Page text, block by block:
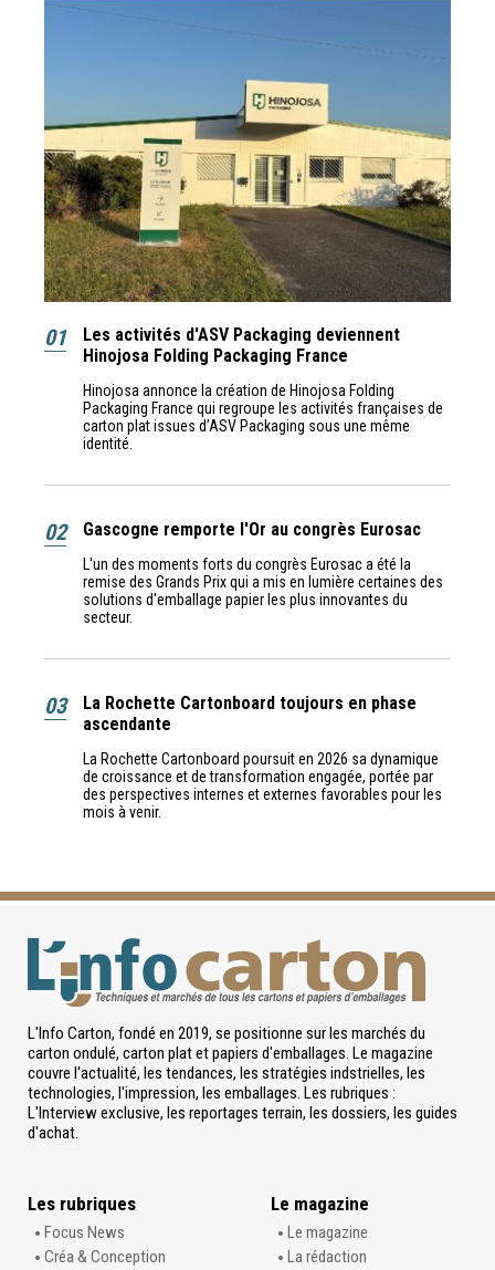
01
Les activités d'ASV Packaging deviennent
Hinojosa Folding Packaging France
Hinojosa annonce la création de Hinojosa Folding
Packaging France qui regroupe les activités françaises de
carton plat issues d’ASV Packaging sous une même
identité.
02 Gascogne remporte l'Or au congrès Eurosac
L'un des moments forts du congrès Eurosac a été la
remise des Grands Prix qui a mis en lumière certaines des
solutions d'emballage papier les plus innovantes du
secteur.
03
La Rochette Cartonboard toujours en phase
ascendante
La Rochette Cartonboard poursuit en 2026 sa dynamique
de croissance et de transformation engagée, portée par
des perspectives internes et externes favorables pour les
mois à venir.
L'Info Carton, fondé en 2019, se positionne sur les marchés du
carton ondulé, carton plat et papiers d'emballages. Le magazine
couvre l'actualité, les tendances, les stratégies indstrielles, les
technologies, l'impression, les emballages. Les rubriques :
L'Interview exclusive, les reportages terrain, les dossiers, les guides
d'achat.
Les rubriques
Focus News
Créa & Conception
Le magazine
Le magazine
La rédaction